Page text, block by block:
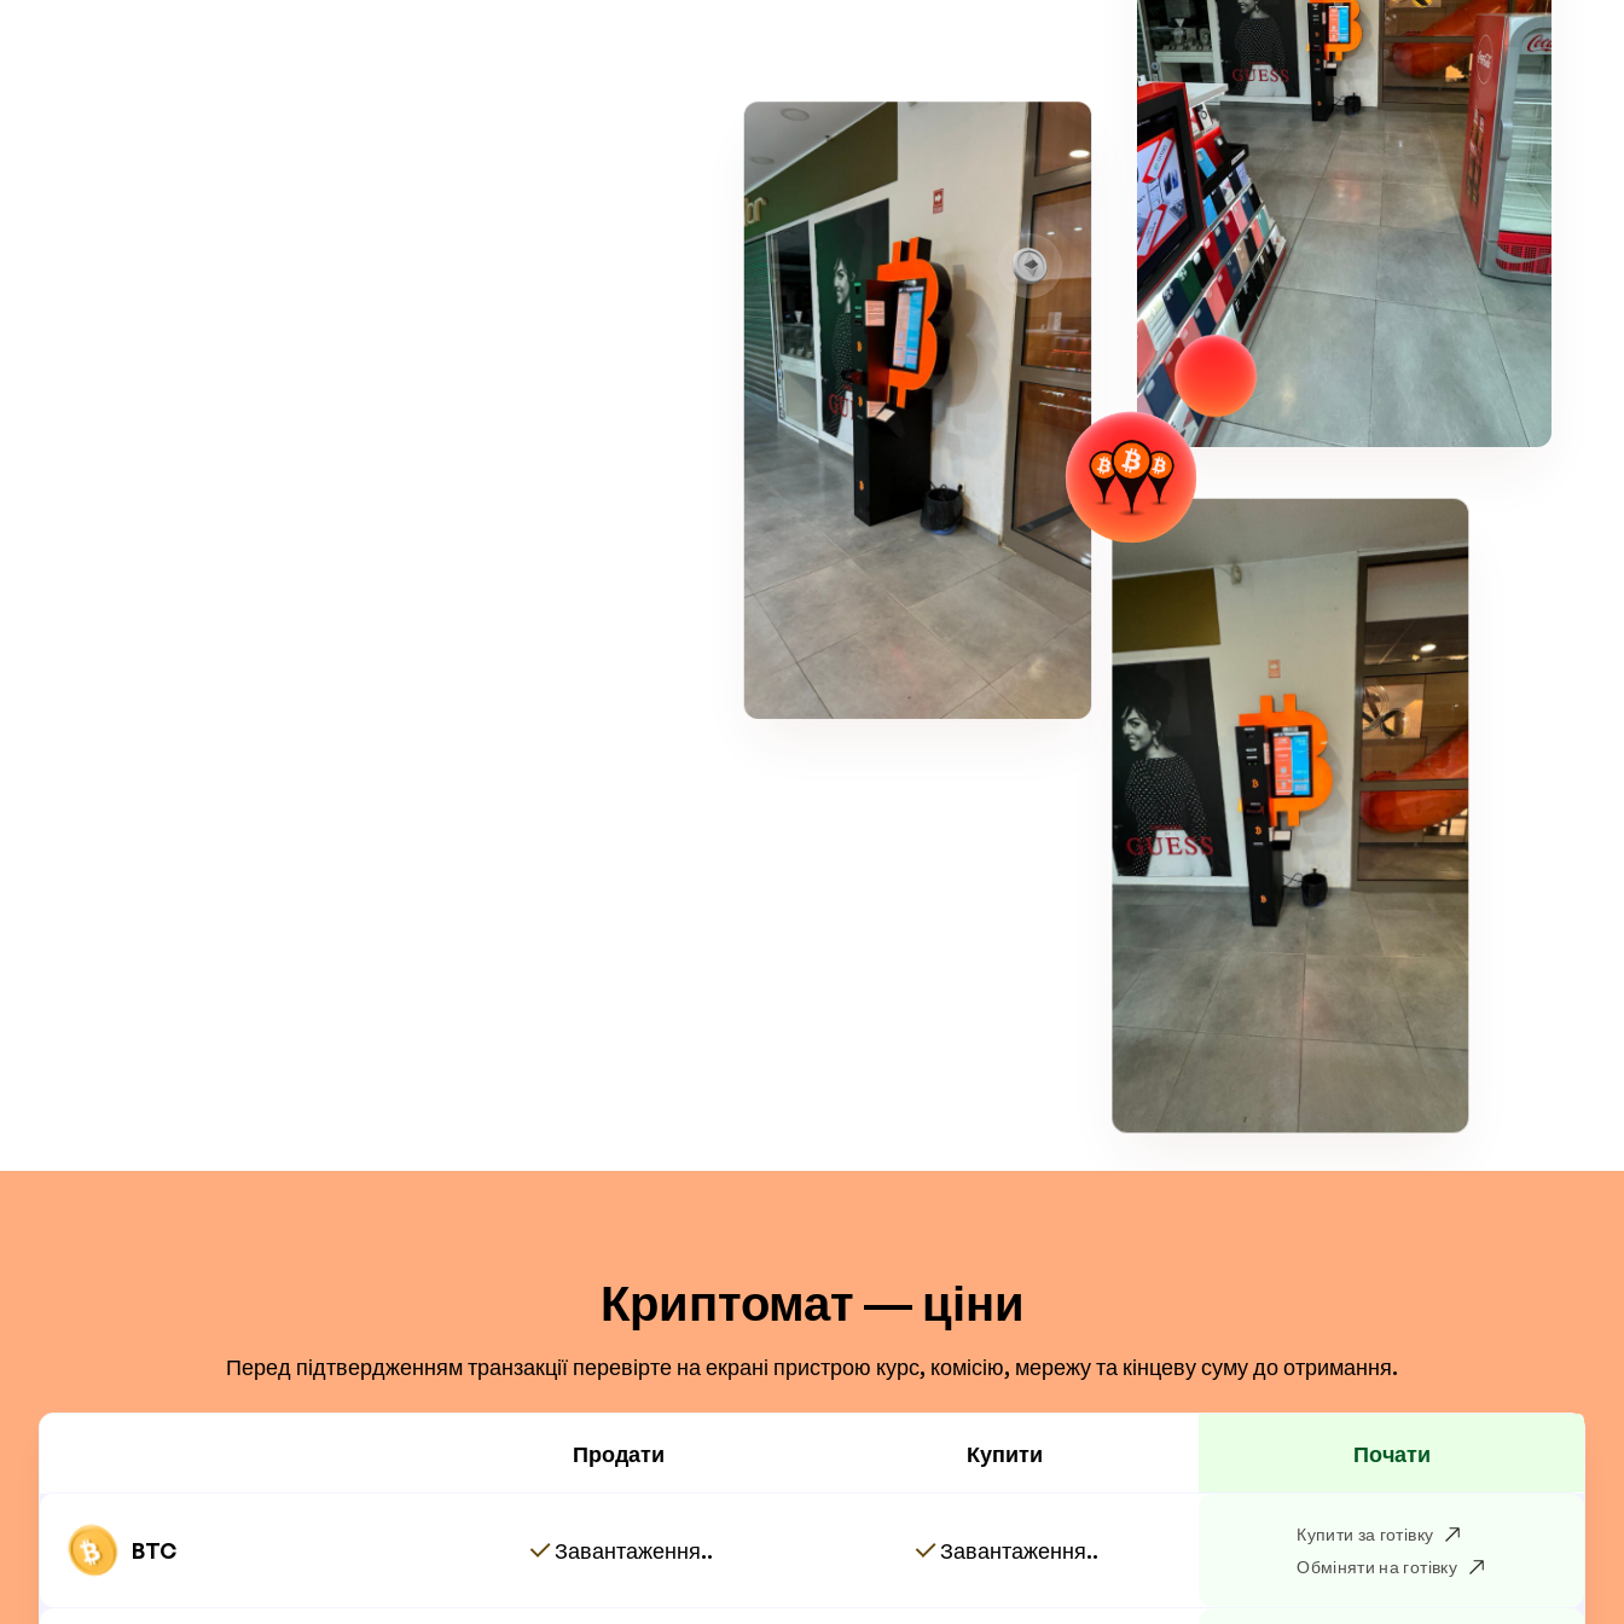
Криптомат — ціни
Перед підтвердженням транзакції перевірте на екрані пристрою курс, комісію, мережу та кінцеву суму до отримання.
Продати Купити Почати
BTC Завантаження.. Завантаження..
Купити за готівку
Обміняти на готівку